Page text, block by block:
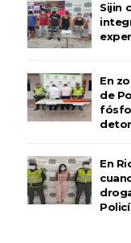
Sijin
En
de
En